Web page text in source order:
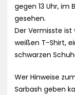
gegen 13 Uhr, im
gesehen.
Der Vermisste
weißen T-Shirt,
schwarzen
Wer Hinweise
Sarbash geben